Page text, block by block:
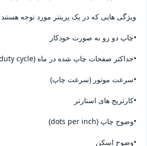
ویژگی هایی که در یک پرینتر مورد توجه
•چاپ دو رو به صورت خودکار
•حداکثر صفحات چاپ شده در ماه (Monthly duty cycle)
•سرعت موتور (سرعت چاپ)
•کارتریج های استارتر
•وضوح چاپ (dots per inch)
•وضوح اسکن